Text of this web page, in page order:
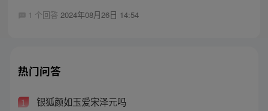
1 个回答 2024年08月26日 14:54
热门问答
1 银狐颜如玉爱宋泽元吗